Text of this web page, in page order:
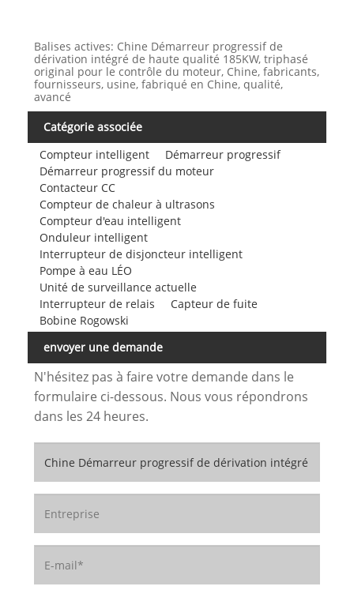
Balises actives: Chine Démarreur progressif de
dérivation intégré de haute qualité 185KW, triphasé
original pour le contrôle du moteur, Chine, fabricants,
fournisseurs, usine, fabriqué en Chine, qualité,
avancé
Catégorie associée
Compteur intelligent
Démarreur progressif
Démarreur progressif du moteur
Contacteur CC
Compteur de chaleur à ultrasons
Compteur d'eau intelligent
Onduleur intelligent
Interrupteur de disjoncteur intelligent
Pompe à eau LÉO
Unité de surveillance actuelle
Interrupteur de relais
Capteur de fuite
Bobine Rogowski
envoyer une demande
N'hésitez pas à faire votre demande dans le
formulaire ci-dessous. Nous vous répondrons
dans les 24 heures.